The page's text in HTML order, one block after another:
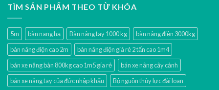
TÌM SẢN PHẨM THEO TỪ KHÓA
5m bàn nang hạ Bàn nâng tay 1000 kg
bàn nâng điện 3000kg
bàn nâng điện cao 2m
bàn nâng điện giá rẻ 2 tấn cao 1m4
bán xe nâng bàn 800kg cao 1m5 gía rẻ
bán xe nâng cây cảnh
bán xe nâng tay của đức nhập khẩu
Bộ nguồn thủy lực đài loan